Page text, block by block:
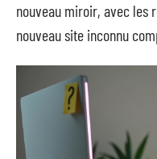
nouveau miroir, avec les
nouveau site inconnu